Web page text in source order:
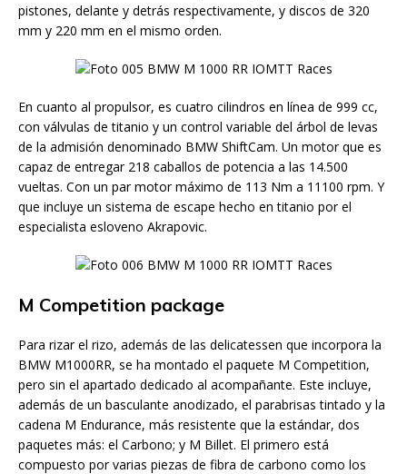
pistones, delante y detrás respectivamente, y discos de 320
mm y 220 mm en el mismo orden.
En cuanto al propulsor, es cuatro cilindros en línea de 999 cc,
con válvulas de titanio y un control variable del árbol de levas
de la admisión denominado BMW ShiftCam. Un motor que es
capaz de entregar 218 caballos de potencia a las 14.500
vueltas. Con un par motor máximo de 113 Nm a 11100 rpm. Y
que incluye un sistema de escape hecho en titanio por el
especialista esloveno Akrapovic.
M Competition package
Para rizar el rizo, además de las delicatessen que incorpora la
BMW M1000RR, se ha montado el paquete M Competition,
pero sin el apartado dedicado al acompañante. Este incluye,
además de un basculante anodizado, el parabrisas tintado y la
cadena M Endurance, más resistente que la estándar, dos
paquetes más: el Carbono; y M Billet. El primero está
compuesto por varias piezas de fibra de carbono como los